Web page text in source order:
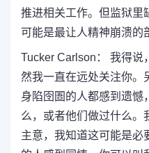
推进相关工作。但监狱里
可能是最让人精神崩溃的
Tucker Carlson： 我得说
然我一直在远处关注你。
身陷囹圄的人都感到遗憾
么，或者他们做过什么。
主意，我知道这可能是必